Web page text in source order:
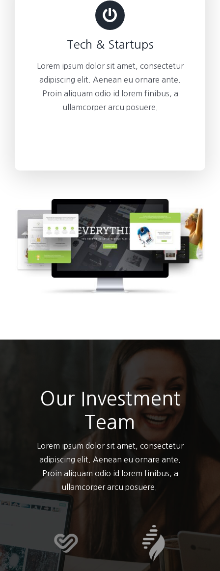
Tech & Startups
Lorem ipsum dolor sit amet, consectetur
adipiscing elit. Aenean eu ornare ante.
Proin aliquam odio id lorem finibus, a
ullamcorper arcu posuere.
Our Investment
Team
Lorem ipsum dolor sit amet, consectetur
adipiscing elit. Aenean eu ornare ante.
Proin aliquam odio id lorem finibus, a
ullamcorper arcu posuere.